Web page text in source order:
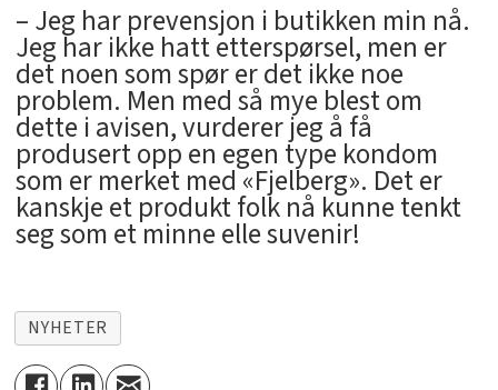
– Jeg har prevensjon i butikken min nå.
Jeg har ikke hatt etterspørsel, men er
det noen som spør er det ikke noe
problem. Men med så mye blest om
dette i avisen, vurderer jeg å få
produsert opp en egen type kondom
som er merket med «Fjelberg». Det er
kanskje et produkt folk nå kunne tenkt
seg som et minne elle suvenir!
NYHETER